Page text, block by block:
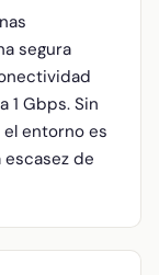
segura
1 Gbps. Sin
el entorno es
de